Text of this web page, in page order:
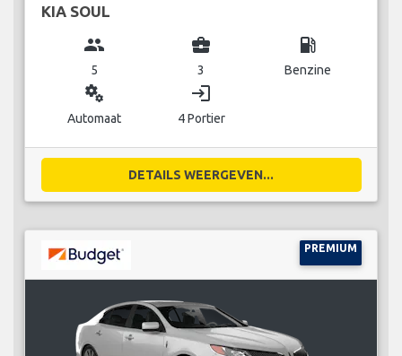
KIA SOUL
group
5
business_center
3
local_gas_station
Benzine
miscellaneous_services
Automaat
login
4 Portier
DETAILS WEERGEVEN...
PREMIUM